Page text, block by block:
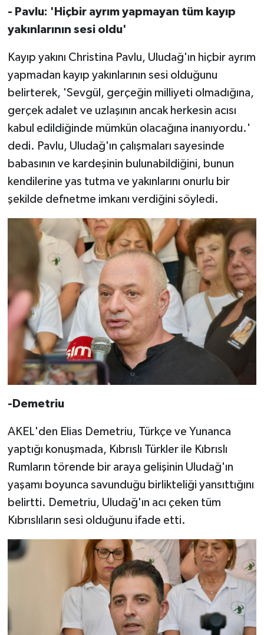
- Pavlu: 'Hiçbir ayrım yapmayan tüm kayıp
yakınlarının sesi oldu'
Kayıp yakını Christina Pavlu, Uludağ'ın hiçbir ayrım
yapmadan kayıp yakınlarının sesi olduğunu
belirterek, 'Sevgül, gerçeğin milliyeti olmadığına,
gerçek adalet ve uzlaşının ancak herkesin acısı
kabul edildiğinde mümkün olacağına inanıyordu.'
dedi. Pavlu, Uludağ'ın çalışmaları sayesinde
babasının ve kardeşinin bulunabildiğini, bunun
kendilerine yas tutma ve yakınlarını onurlu bir
şekilde defnetme imkanı verdiğini söyledi.
-Demetriu
AKEL'den Elias Demetriu, Türkçe ve Yunanca
yaptığı konuşmada, Kıbrıslı Türkler ile Kıbrıslı
Rumların törende bir araya gelişinin Uludağ'ın
yaşamı boyunca savunduğu birlikteliği yansıttığını
belirtti. Demetriu, Uludağ'ın acı çeken tüm
Kıbrıslıların sesi olduğunu ifade etti.